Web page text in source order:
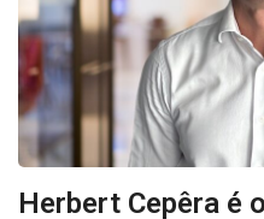
Herbert Cepêra é